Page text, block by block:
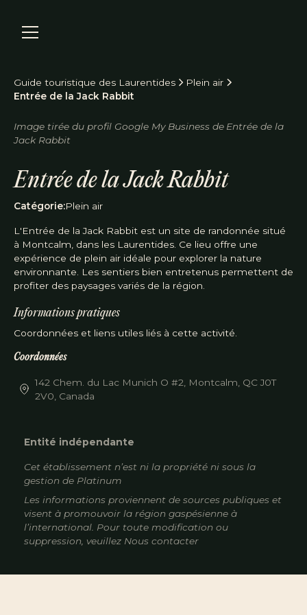
Guide touristique des Laurentides
Plein air
Entrée de la Jack Rabbit
Image tirée du profil Google My Business de Entrée de la
Jack Rabbit
Entrée de la Jack Rabbit
Catégorie:Plein air
L'Entrée de la Jack Rabbit est un site de randonnée situé
à Montcalm, dans les Laurentides. Ce lieu offre une
expérience de plein air idéale pour explorer la nature
environnante. Les sentiers bien entretenus permettent de
profiter des paysages variés de la région.
Informations pratiques
Coordonnées et liens utiles liés à cette activité.
Coordonnées
142 Chem. du Lac Munich O #2, Montcalm, QC J0T
2V0, Canada
Entité indépendante
Cet établissement n’est ni la propriété ni sous la
gestion de Platinum
Les informations proviennent de sources publiques et
visent à promouvoir la région gaspésienne à
l’international. Pour toute modification ou
suppression, veuillez Nous contacter